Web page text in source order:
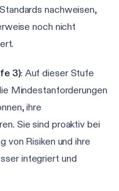
nachweisen,
noch nicht
3): Auf dieser Stufe
Mindestanforderungen
ihre
Sie sind proaktiv bei
von Risiken und ihre
integriert und